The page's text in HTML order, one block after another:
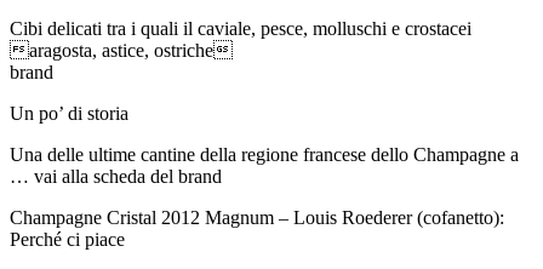
Cibi delicati tra i quali il caviale, pesce, molluschi e crostacei
aragosta, astice, ostriche
brand
Un po’ di storia
Una delle ultime cantine della regione francese dello Champagne a
… vai alla scheda del brand
Champagne Cristal 2012 Magnum – Louis Roederer (cofanetto):
Perché ci piace